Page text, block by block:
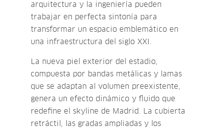
arquitectura y la ingeniería pueden
trabajar en perfecta sintonía para
transformar un espacio emblemático en
una infraestructura del siglo XXI.
La nueva piel exterior del estadio,
compuesta por bandas metálicas y lamas
que se adaptan al volumen preexistente,
genera un efecto dinámico y fluido que
redefine el skyline de Madrid. La cubierta
retráctil, las gradas ampliadas y los